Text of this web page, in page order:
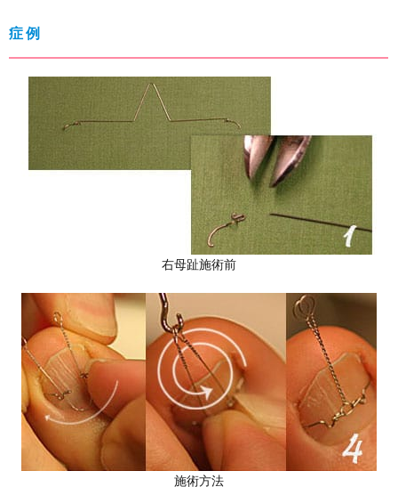
症例
右母趾施術前
施術方法